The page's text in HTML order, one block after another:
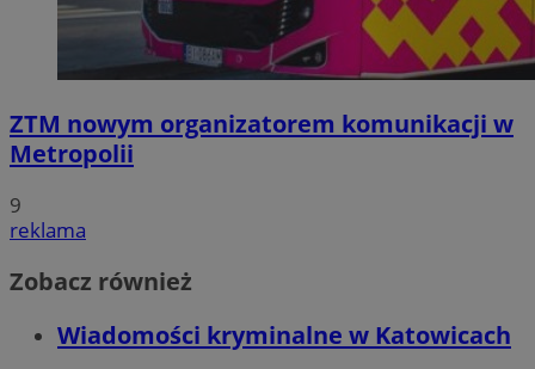
ZTM nowym organizatorem komunikacji w
Metropolii
9
reklama
Zobacz również
Wiadomości kryminalne w Katowicach